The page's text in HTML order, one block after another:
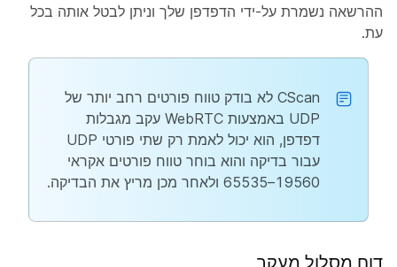
ההרשאה נשמרת על-ידי הדפדפן שלך וניתן לבטל אותה בכל
עת.
CScan לא בודק טווח פורטים רחב יותר של
UDP באמצעות WebRTC עקב מגבלות
דפדפן, הוא יכול לאמת רק שתי פורטי UDP
עבור בדיקה והוא בוחר טווח פורטים אקראי
19560–65535 ולאחר מכן מריץ את הבדיקה.
דוח מסלול מעקב